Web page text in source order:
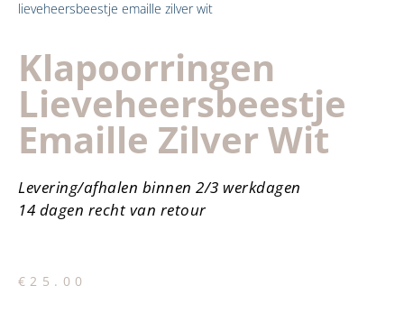
lieveheersbeestje emaille zilver wit
Klapoorringen
Lieveheersbeestje
Emaille Zilver Wit
Levering/afhalen binnen 2/3 werkdagen
14 dagen recht van retour
€ 25.00